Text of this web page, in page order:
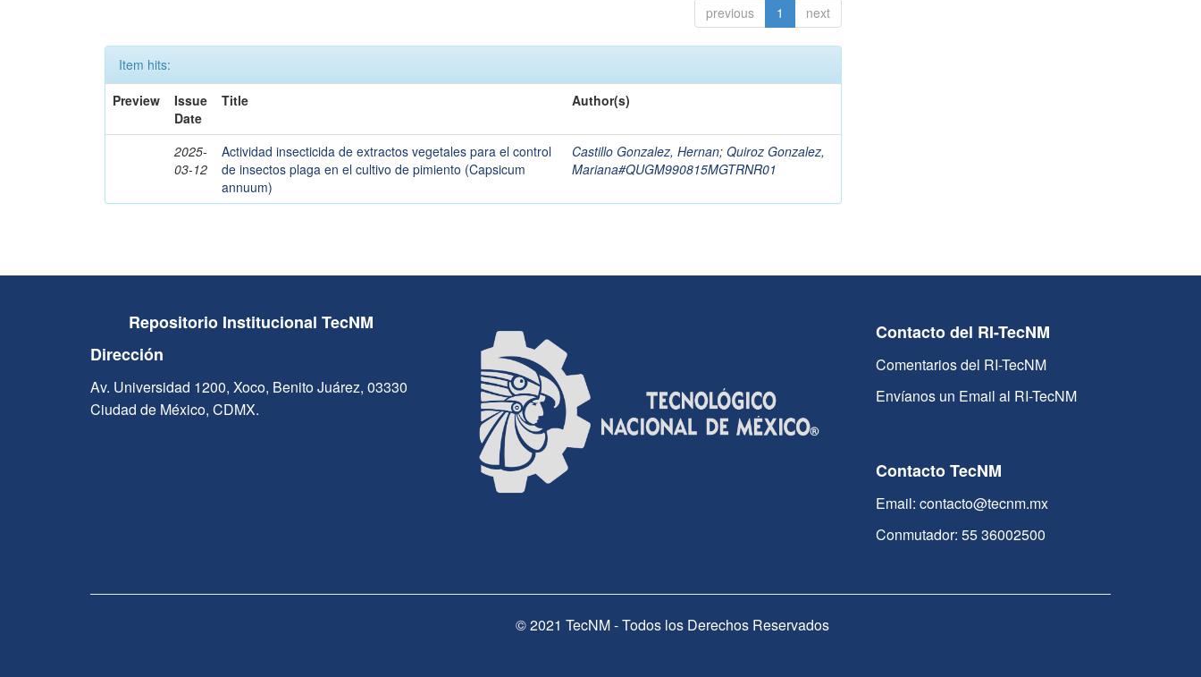
previous 1 next
Item hits:
Preview
Issue
Date
Title Author(s)
2025-
03-12
Actividad insecticida de extractos vegetales para el control
de insectos plaga en el cultivo de pimiento (Capsicum
annuum)
Castillo Gonzalez, Hernan; Quiroz Gonzalez,
Mariana#QUGM990815MGTRNR01
Repositorio Institucional TecNM
Dirección
Av. Universidad 1200, Xoco, Benito Juárez, 03330
Ciudad de México, CDMX.
Contacto del RI-TecNM
Comentarios del RI-TecNM
Envíanos un Email al RI-TecNM
Contacto TecNM
Email: contacto@tecnm.mx
Conmutador: 55 36002500
© 2021 TecNM - Todos los Derechos Reservados